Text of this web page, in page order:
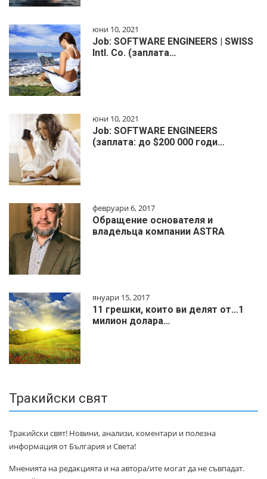
юни 10, 2021
Job: SOFTWARE ENGINEERS | SWISS
Intl. Co. (заплата…
юни 10, 2021
Job: SOFTWARE ENGINEERS
(заплата: до $200 000 годи…
февруари 6, 2017
Обращение основателя и
владельца компании ASTRA
януари 15, 2017
11 грешки, които ви делят от…1
милиoн дoлapa…
Тракийски свят
Тракийски свят! Новини, анализи, коментари и полезна
информация от България и Света!
Мненията на редакцията и на автора/ите могат да не съвпадат.